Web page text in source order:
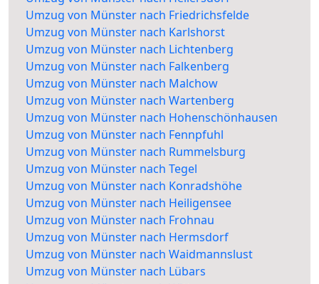
Umzug von Münster nach Friedrichsfelde
Umzug von Münster nach Karlshorst
Umzug von Münster nach Lichtenberg
Umzug von Münster nach Falkenberg
Umzug von Münster nach Malchow
Umzug von Münster nach Wartenberg
Umzug von Münster nach Hohenschönhausen
Umzug von Münster nach Fennpfuhl
Umzug von Münster nach Rummelsburg
Umzug von Münster nach Tegel
Umzug von Münster nach Konradshöhe
Umzug von Münster nach Heiligensee
Umzug von Münster nach Frohnau
Umzug von Münster nach Hermsdorf
Umzug von Münster nach Waidmannslust
Umzug von Münster nach Lübars